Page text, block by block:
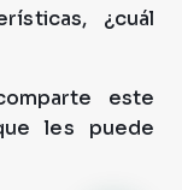
¿cuál
este
les puede